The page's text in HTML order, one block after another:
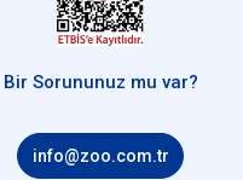
Bir Sorununuz mu var?
info@zoo.com.tr